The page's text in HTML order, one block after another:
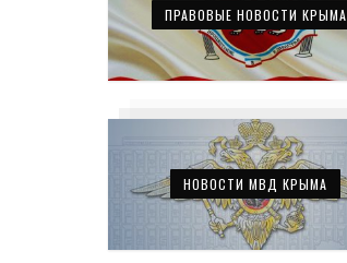
ПРАВОВЫЕ НОВОСТИ КРЫМА
НОВОСТИ МВД КРЫМА